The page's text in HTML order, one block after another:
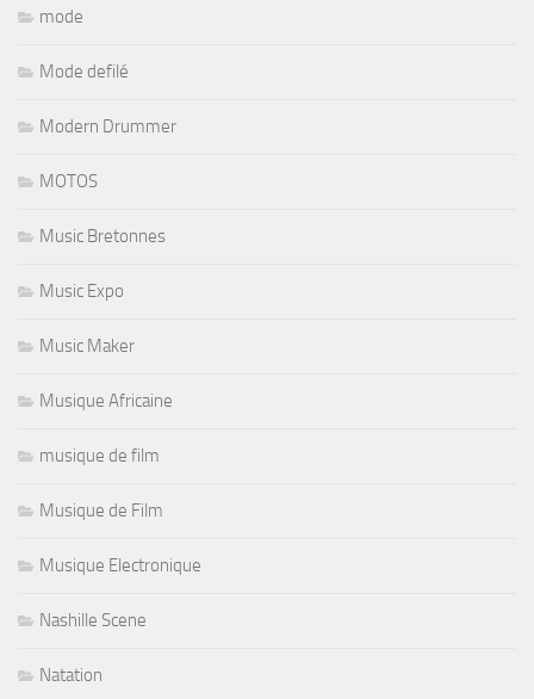
mode
Mode defilé
Modern Drummer
MOTOS
Music Bretonnes
Music Expo
Music Maker
Musique Africaine
musique de film
Musique de Film
Musique Electronique
Nashille Scene
Natation